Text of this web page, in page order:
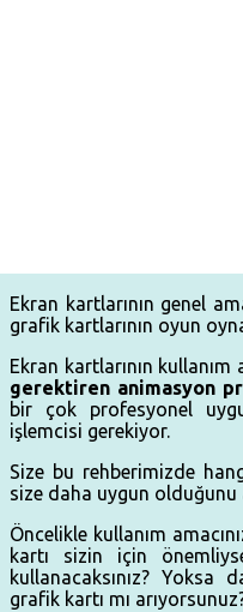
Ekran kartlarının genel
grafik kartlarının oyun
Ekran kartlarının kullanım
gerektiren animasyon
bir çok profesyonel
işlemcisi gerekiyor.
Size bu rehberimizde
size daha uygun olduğunu
Öncelikle kullanım
kartı sizin için
kullanacaksınız? Yoksa
grafik kartı mı